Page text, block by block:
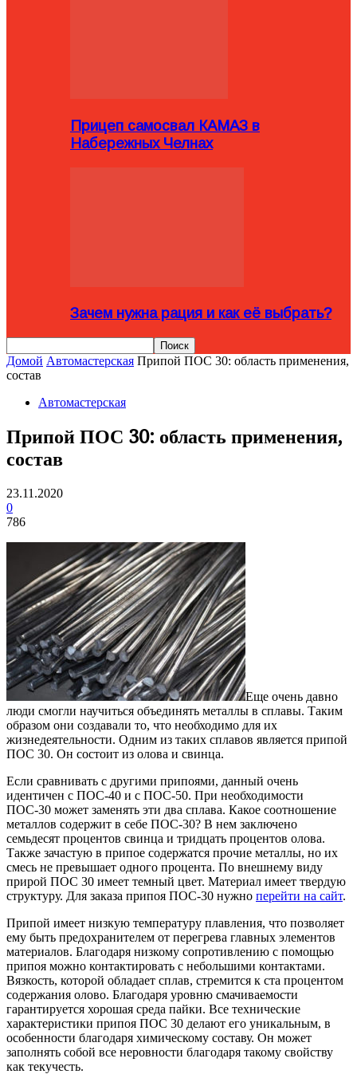
Прицеп самосвал КАМАЗ в
Набережных Челнах
Зачем нужна рация и как её выбрать?
Домой Автомастерская Припой ПОС 30: область применения,
состав
Автомастерская
Припой ПОС 30: область применения,
состав
23.11.2020
0
786
Еще очень давно
люди смогли научиться объединять металлы в сплавы. Таким
образом они создавали то, что необходимо для их
жизнедеятельности. Одним из таких сплавов является припой
ПОС 30. Он состоит из олова и свинца.
Если сравнивать с другими припоями, данный очень
идентичен с ПОС-40 и с ПОС-50. При необходимости
ПОС-30 может заменять эти два сплава. Какое соотношение
металлов содержит в себе ПОС-30? В нем заключено
семьдесят процентов свинца и тридцать процентов олова.
Также зачастую в припое содержатся прочие металлы, но их
смесь не превышает одного процента. По внешнему виду
прирой ПОС 30 имеет темный цвет. Материал имеет твердую
структуру. Для заказа припоя ПОС-30 нужно перейти на сайт.
Припой имеет низкую температуру плавления, что позволяет
ему быть предохранителем от перегрева главных элементов
материалов. Благодаря низкому сопротивлению с помощью
припоя можно контактировать с небольшими контактами.
Вязкость, которой обладает сплав, стремится к ста процентом
содержания олово. Благодаря уровню смачиваемости
гарантируется хорошая среда пайки. Все технические
характеристики припоя ПОС 30 делают его уникальным, в
особенности благодаря химическому составу. Он может
заполнять собой все неровности благодаря такому свойству
как текучесть.